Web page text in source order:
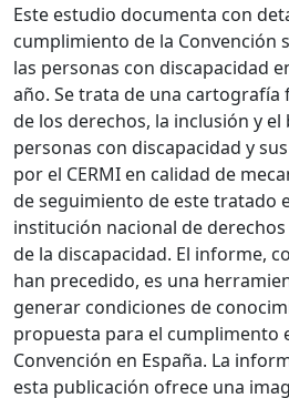
Este estudio documenta con
cumplimiento de la Convención
las personas con discapacidad
año. Se trata de una cartografía
de los derechos, la inclusión y el
personas con discapacidad y
por el CERMI en calidad de
de seguimiento de este tratado
institución nacional de
de la discapacidad. El informe,
han precedido, es una
generar condiciones de
propuesta para el cumplimento
Convención en España. La
esta publicación ofrece una